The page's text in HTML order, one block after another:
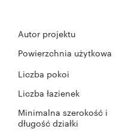
Autor projektu
Powierzchnia użytkowa
Liczba pokoi
Liczba łazienek
Minimalna szerokość i
długość działki